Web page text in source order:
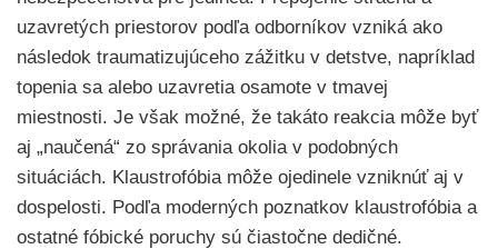
uzavretých priestorov podľa odborníkov vzniká ako
následok traumatizujúceho zážitku v detstve, napríklad
topenia sa alebo uzavretia osamote v tmavej
miestnosti. Je však možné, že takáto reakcia môže byť
aj „naučená“ zo správania okolia v podobných
situáciách. Klaustrofóbia môže ojedinele vzniknúť aj v
dospelosti. Podľa moderných poznatkov klaustrofóbia a
ostatné fóbické poruchy sú čiastočne dedičné.